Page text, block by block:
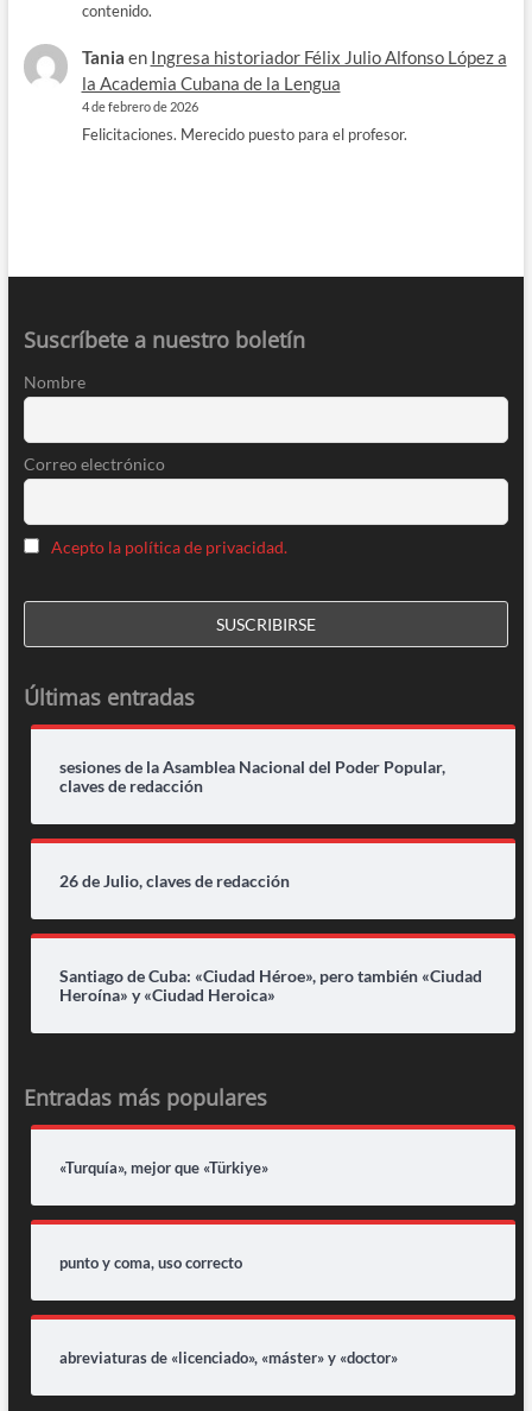
contenido.
Tania en Ingresa historiador Félix Julio Alfonso López a
la Academia Cubana de la Lengua
4 de febrero de 2026
Felicitaciones. Merecido puesto para el profesor.
Suscríbete a nuestro boletín
Nombre
Correo electrónico
Acepto la política de privacidad.
Últimas entradas
sesiones de la Asamblea Nacional del Poder Popular,
claves de redacción
26 de Julio, claves de redacción
Santiago de Cuba: «Ciudad Héroe», pero también «Ciudad
Heroína» y «Ciudad Heroica»
Entradas más populares
«Turquía», mejor que «Türkiye»
punto y coma, uso correcto
abreviaturas de «licenciado», «máster» y «doctor»